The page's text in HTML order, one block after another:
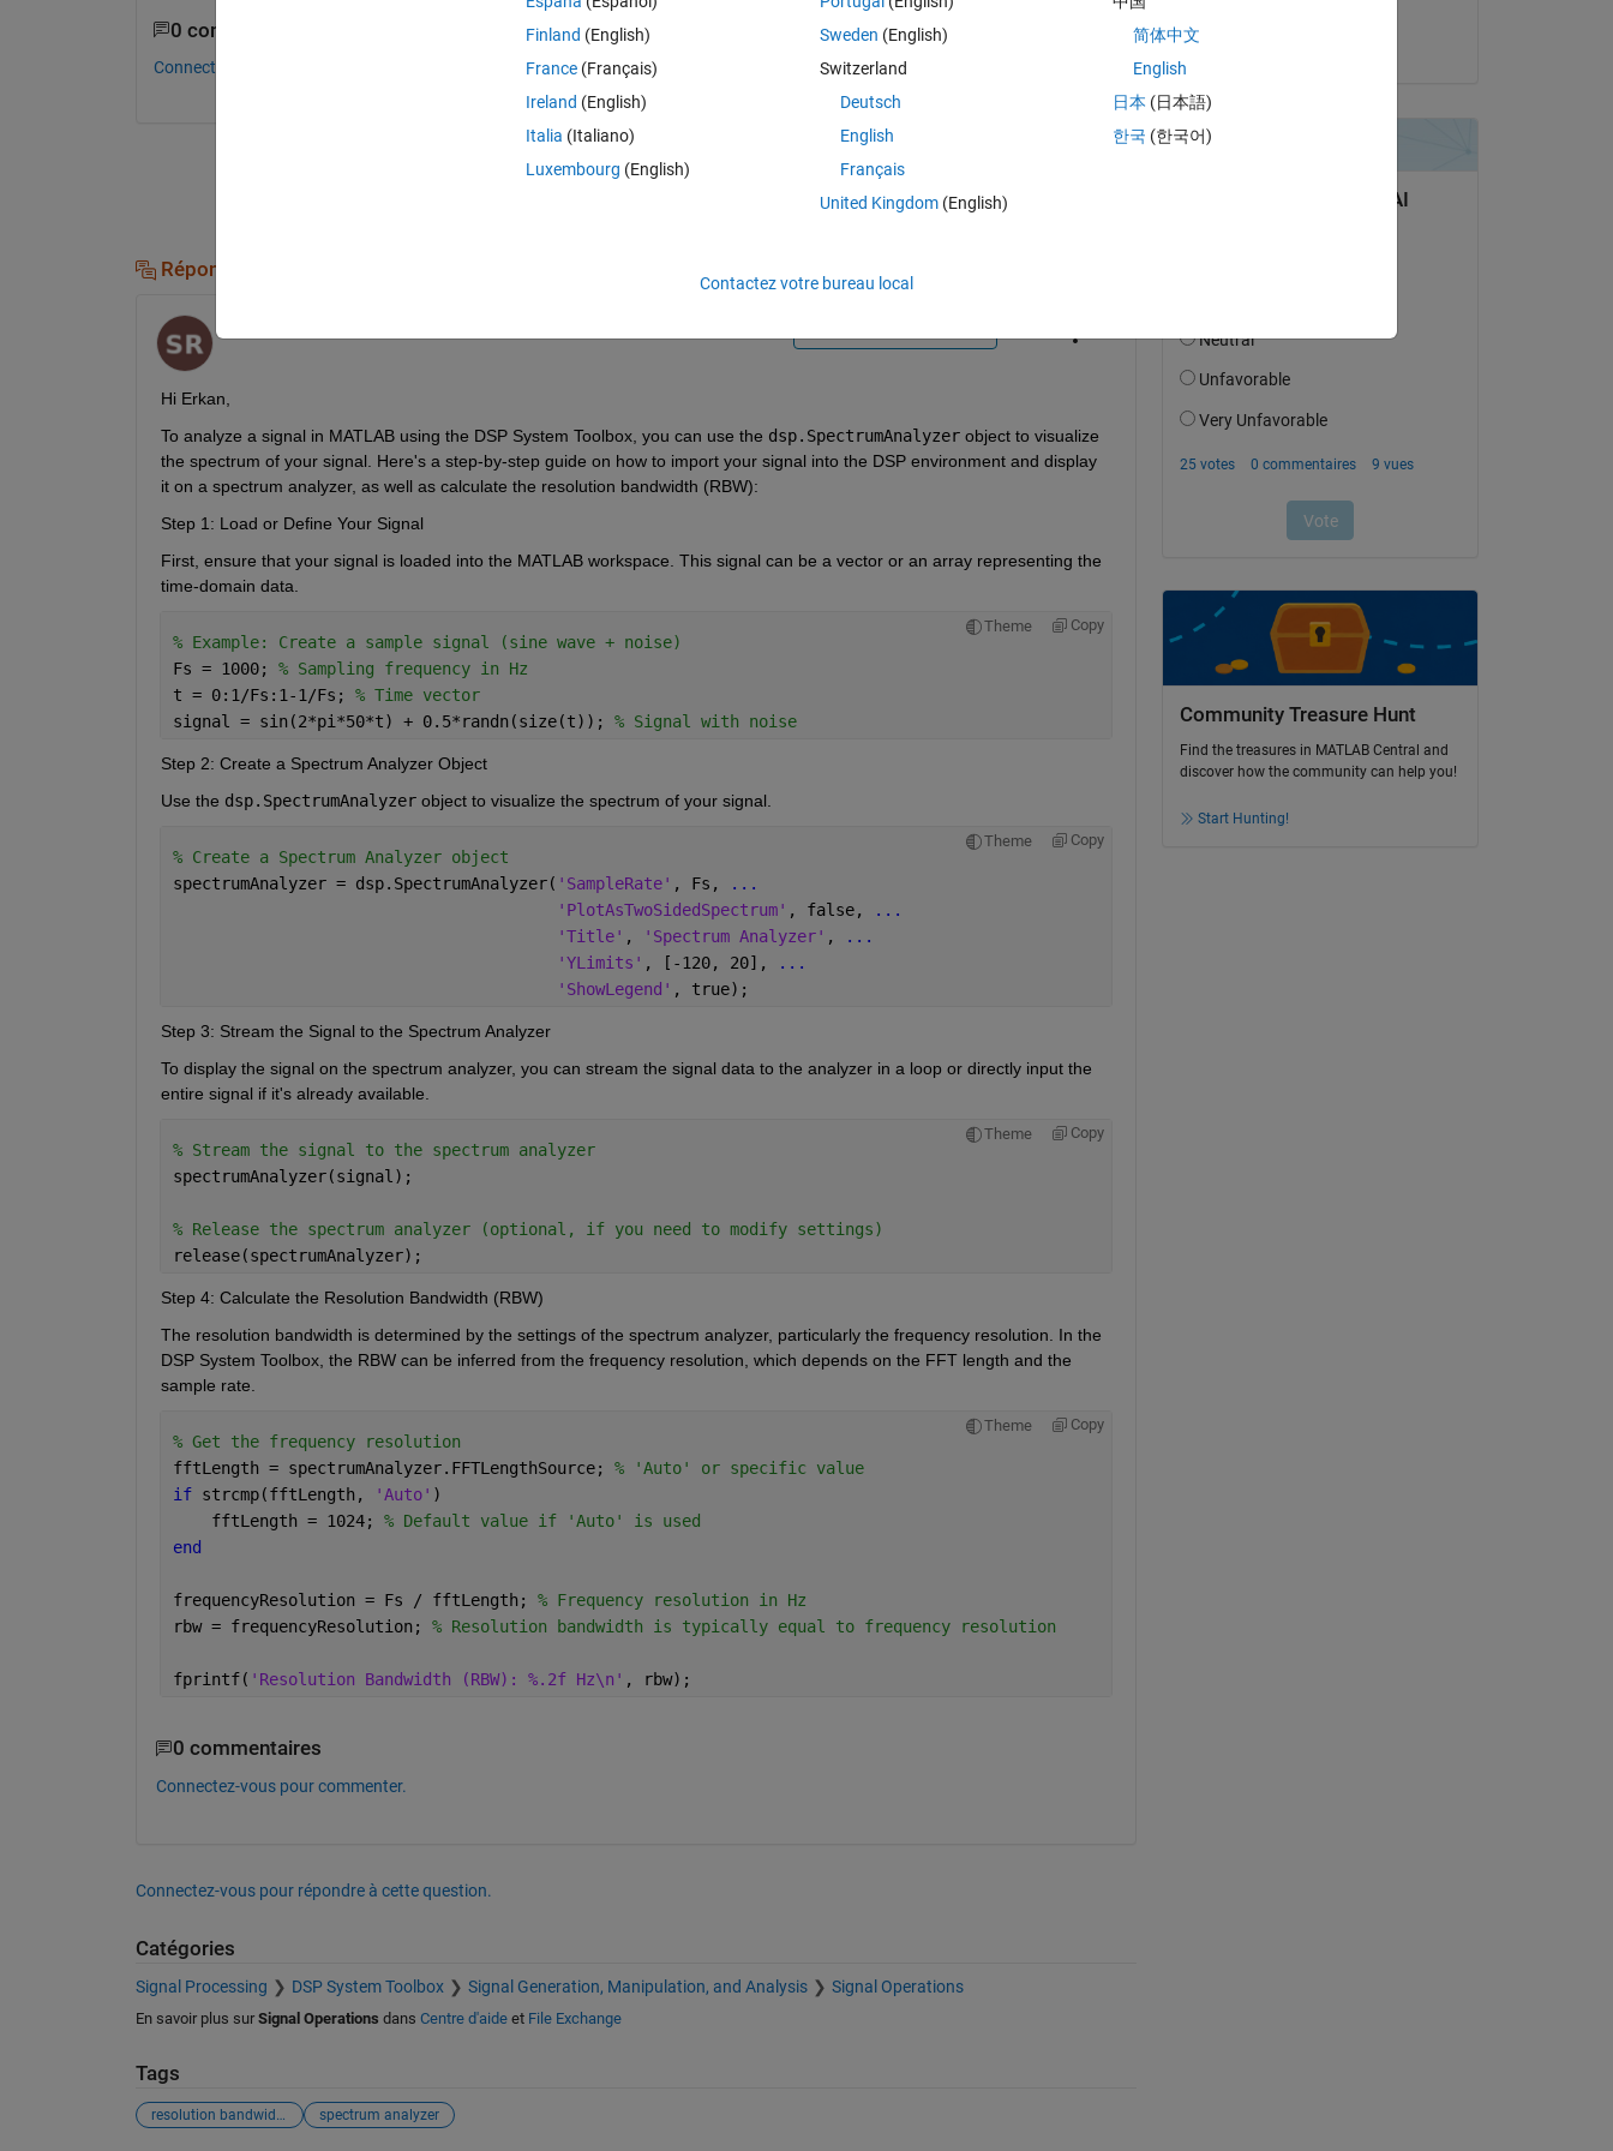
0 commentaires
Connectez-vous pour commenter.
Connectez-vous pour répondre à cette question.
PartagerConnectez-vous pour suivre l’activité
Réponses (1)
Hi Erkan,
To analyze a signal in MATLAB using the DSP System Toolbox, you can use the dsp.SpectrumAnalyzer object to visualize
the spectrum of your signal. Here's a step-by-step guide on how to import your signal into the DSP environment and display
it on a spectrum analyzer, as well as calculate the resolution bandwidth (RBW):
Step 1: Load or Define Your Signal
First, ensure that your signal is loaded into the MATLAB workspace. This signal can be a vector or an array representing the
time-domain data.
Theme Copy
% Example: Create a sample signal (sine wave + noise)
Fs = 1000; % Sampling frequency in Hz
t = 0:1/Fs:1-1/Fs; % Time vector
signal = sin(2*pi*50*t) + 0.5*randn(size(t)); % Signal with noise
Step 2: Create a Spectrum Analyzer Object
Use the dsp.SpectrumAnalyzer object to visualize the spectrum of your signal.
Theme Copy
% Create a Spectrum Analyzer object
spectrumAnalyzer = dsp.SpectrumAnalyzer( 'SampleRate' , Fs,
...
'PlotAsTwoSidedSpectrum' , false,
...
'Title' , 'Spectrum Analyzer' ,
...
'YLimits' , [-120, 20],
...
'ShowLegend' , true);
Step 3: Stream the Signal to the Spectrum Analyzer
To display the signal on the spectrum analyzer, you can stream the signal data to the analyzer in a loop or directly input the
entire signal if it's already available.
Theme Copy
% Stream the signal to the spectrum analyzer
spectrumAnalyzer(signal);
% Release the spectrum analyzer (optional, if you need to modify settings)
release(spectrumAnalyzer);
Step 4: Calculate the Resolution Bandwidth (RBW)
The resolution bandwidth is determined by the settings of the spectrum analyzer, particularly the frequency resolution. In the
DSP System Toolbox, the RBW can be inferred from the frequency resolution, which depends on the FFT length and the
sample rate.
Theme Copy
% Get the frequency resolution
fftLength = spectrumAnalyzer.FFTLengthSource; % 'Auto' or specific value
if strcmp(fftLength, 'Auto' )
    fftLength = 1024;
% Default value if 'Auto' is used
end
frequencyResolution = Fs / fftLength; % Frequency resolution in Hz
rbw = frequencyResolution; % Resolution bandwidth is typically equal to frequency resolution
fprintf( 'Resolution Bandwidth (RBW): %.2f Hz\n' , rbw);
0 commentaires
Connectez-vous pour commenter.
Connectez-vous pour répondre à cette question.
Catégories
Signal Processing DSP System Toolbox Signal Generation, Manipulation, and Analysis Signal Operations
En savoir plus sur Signal Operations dans Centre d'aideet File Exchange
Tags
resolution bandwidth spectrum analyzer
le 11 Sep 2024
Community Treasure Hunt
Find the treasures in MATLAB Central and
discover how the community can help you!
Start Hunting!
Finland (English)
France (Français)
Ireland (English)
Italia (Italiano)
Luxembourg (English)
Sweden (English)
Switzerland
Deutsch
English
Français
United Kingdom(English)
简体中文
English
日本 (日本語)
한국 (한국어)
Contactez votre bureau local